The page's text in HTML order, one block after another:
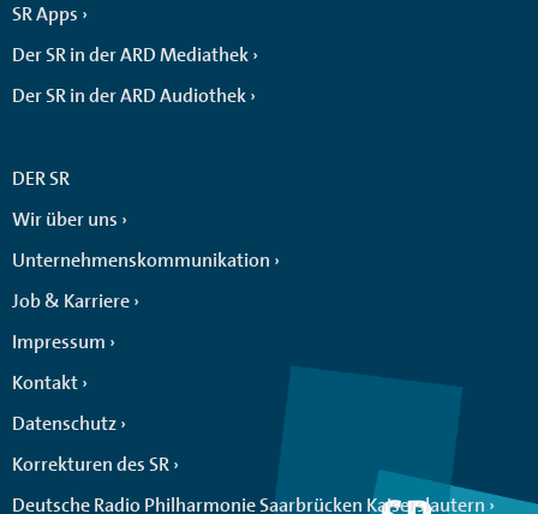
SR Apps
Der SR in der ARD Mediathek
Der SR in der ARD Audiothek
DER SR
Wir über uns
Unternehmenskommunikation
Job & Karriere
Impressum
Kontakt
Datenschutz
Korrekturen des SR
Deutsche Radio Philharmonie Saarbrücken Kaiserslautern